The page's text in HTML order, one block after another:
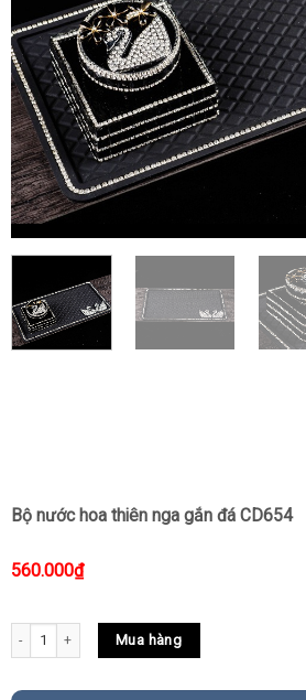
Bộ nước hoa thiên nga gắn đá CD654
560.000₫
Bộ nước hoa thiên nga gắn đá CD654 quantity
Mua hàng